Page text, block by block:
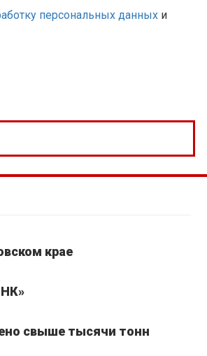
персональных данных и
крае
свыше тысячи тонн